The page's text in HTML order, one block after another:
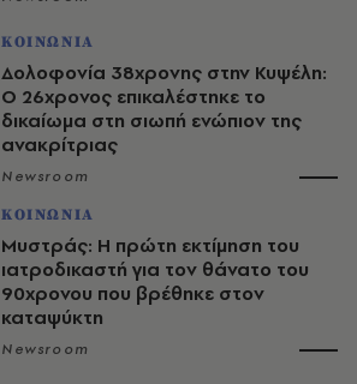
ΚΟΙΝΩΝΙΑ
Δολοφονία 38χρονης στην Κυψέλη:
Ο 26χρονος επικαλέστηκε το
δικαίωμα στη σιωπή ενώπιον της
ανακρίτριας
Newsroom
ΚΟΙΝΩΝΙΑ
Μυστράς: Η πρώτη εκτίμηση του
ιατροδικαστή για τον θάνατο του
90χρονου που βρέθηκε στον
καταψύκτη
Newsroom